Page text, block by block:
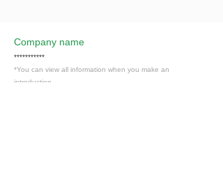
Company name
***********
*You can view all information when you make an
introduction.